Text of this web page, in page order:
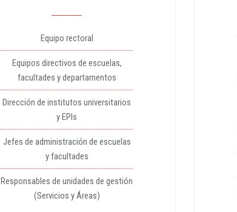
Equipo rectoral
Equipos directivos de escuelas,
facultades y departamentos
Dirección de institutos universitarios
y EPIs
Jefes de administración de escuelas
y facultades
Responsables de unidades de gestión
(Servicios y Áreas)